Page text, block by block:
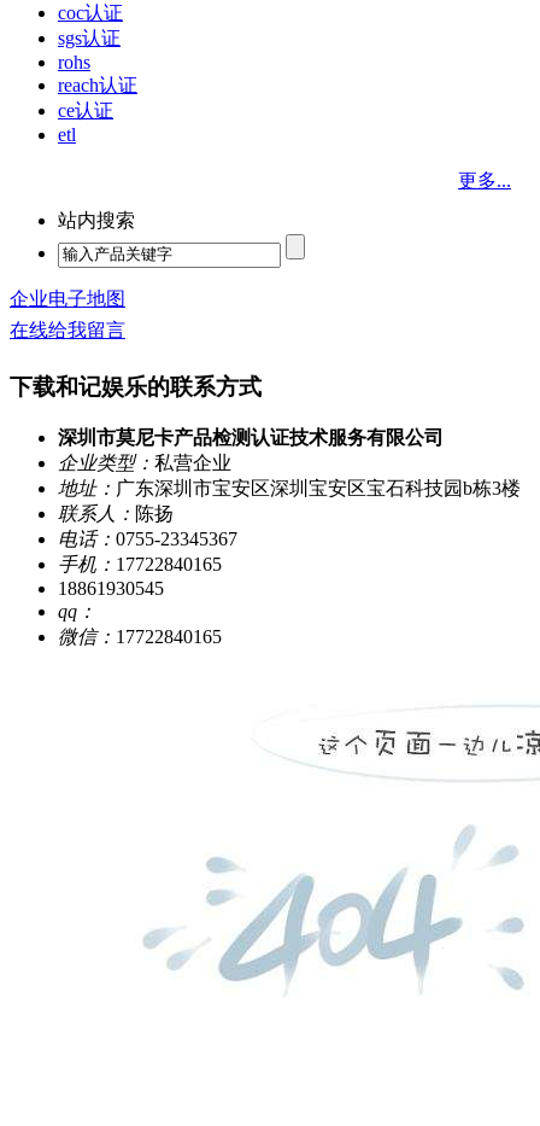
coc认证
sgs认证
rohs
reach认证
ce认证
etl
更多...
站内搜索
企业电子地图
在线给我留言
下载和记娱乐的联系方式
深圳市莫尼卡产品检测认证技术服务有限公司
企业类型： 私营企业
地址： 广东深圳市宝安区深圳宝安区宝石科技园b栋3楼
联系人： 陈扬
电话： 0755-23345367
手机： 17722840165
18861930545
qq：
微信： 17722840165